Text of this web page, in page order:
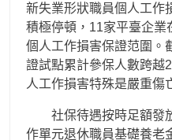
新失業形狀職員個人工作
積極停頓，11家平臺企業
個人工作損害保證范圍。
證試點累計參保人數跨越
人工作損害特殊是嚴重傷
社保待遇按時足額發
作單元退休職員基礎養老